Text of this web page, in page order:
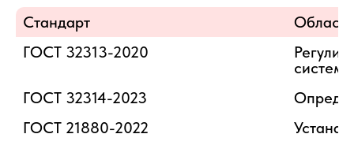
Стандарт
ГОСТ 32313-2020
ГОСТ 32314-2023
ГОСТ 21880-2022